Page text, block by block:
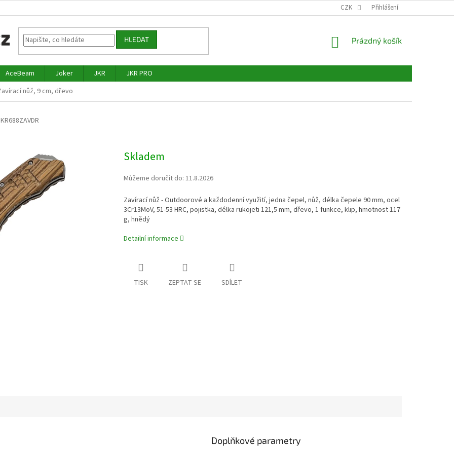
CZK Přihlášení
HLEDAT
NÁKUPNÍ
Prázdný košík
AceBeam Joker JKR
JKR PRO
nůž, 9 cm, dřevo
Skladem
Můžeme doručit do: 11.8.2026
Zavírací nůž - Outdoorové a každodenní využití, jedna čepel, nůž, délka čepele 90 mm, ocel
3Cr13MoV, 51-53 HRC, pojistka, délka rukojeti 121,5 mm, dřevo, 1 funkce, klip, hmotnost 117
g, hnědý
Detailní informace
TISK ZEPTAT SE SDÍLET
Doplňkové parametry